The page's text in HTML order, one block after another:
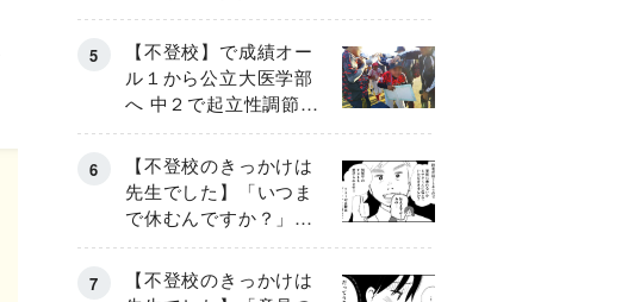
登校生動画甲子園
2026」が開催
【不登校】で成績オー
ル１から公立大医学部
へ 中２で起立性調節障
害「治るまで３年」の
診断 そのとき母は
【不登校のきっかけは
先生でした】「いつま
で休むんですか？」追
い詰められる母と息子
《第６話》
【不登校のきっかけは